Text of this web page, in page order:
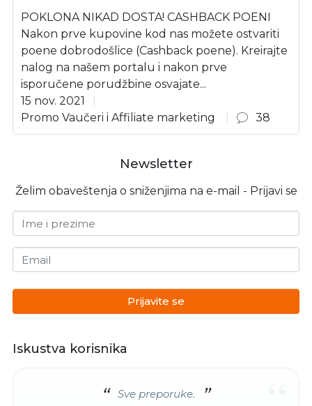
POKLONA NIKAD DOSTA! CASHBACK POENI
Nakon prve kupovine kod nas možete ostvariti
poene dobrodošlice (Cashback poene). Kreirajte
nalog na našem portalu i nakon prve
isporučene porudžbine osvajate...
15 nov. 2021
Promo Vaučeri i Affiliate marketing
38
Newsletter
Želim obaveštenja o sniženjima na e-mail - Prijavi se
Ime i prezime
Email
Prijavite se
Iskustva korisnika
Sve preporuke.